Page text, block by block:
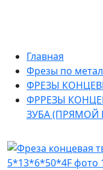
Главная
Фрезы по
ФРЕЗЫ
ФРРЕЗЫ
ЗУБА